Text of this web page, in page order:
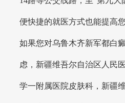
便快捷的就医方式也能提高
如果您对乌鲁木齐新军都白
虑，新疆维吾尔自治区人民
学一附属医院皮肤科，新疆